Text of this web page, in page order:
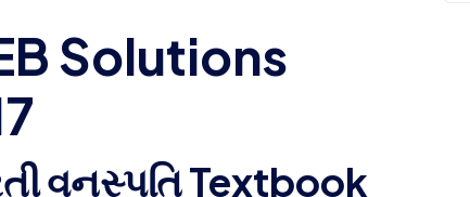
Solutions
વનસ્પતિ Textbook